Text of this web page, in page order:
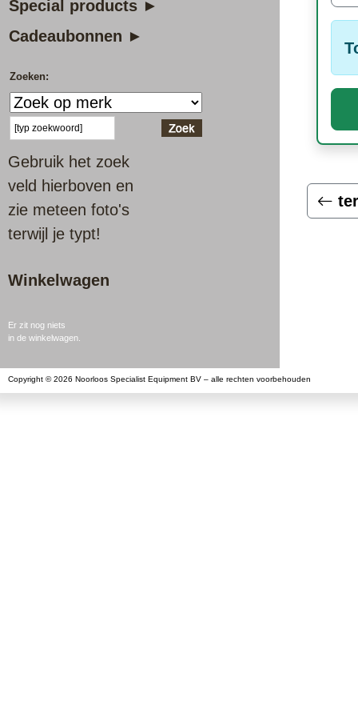
Special products ►
Cadeaubonnen ►
Zoeken:
Gebruik het zoek
veld hierboven en
zie meteen foto's
terwijl je typt!
Winkelwagen
Er zit nog niets
in de winkelwagen.
Copyright © 2026 Noorloos Specialist Equipment BV – alle rechten voorbehouden